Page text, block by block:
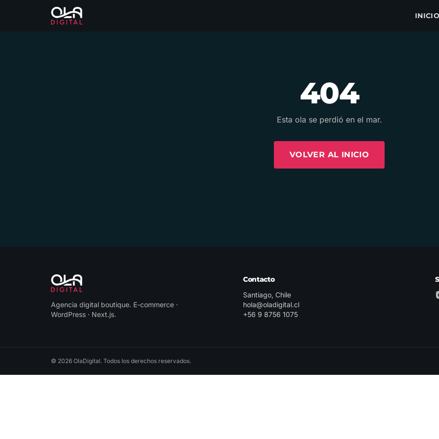
404
Esta ola se perdió en el mar.
VOLVER AL INICIO
Agencia digital boutique. E-commerce ·
WordPress · Next.js.
Contacto
Santiago, Chile
hola@oladigital.cl
+56 9 8756 1075
© 2026 OlaDigital. Todos los derechos reservados.